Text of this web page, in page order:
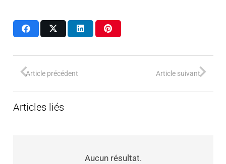
Article précédent Article suivant
Articles liés
Aucun résultat.